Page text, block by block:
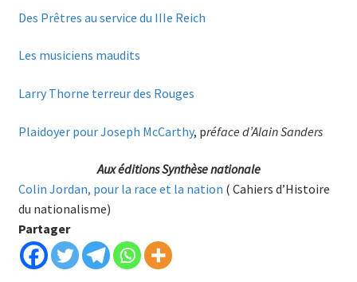
Des Prêtres au service du IIIe Reich
Les musiciens maudits
Larry Thorne terreur des Rouges
Plaidoyer pour Joseph McCarthy, préface d’Alain Sanders
Aux éditions Synthèse nationale
Colin Jordan, pour la race et la nation ( Cahiers d’Histoire
du nationalisme)
Partager